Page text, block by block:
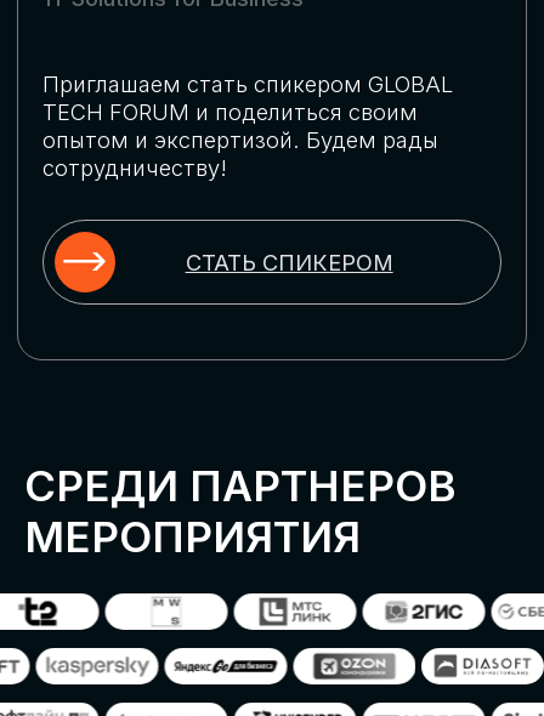
ОСТАВИТЬ
ЗАЯВКУ